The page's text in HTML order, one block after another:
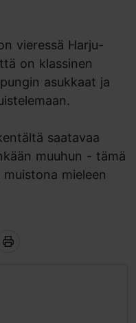
vieressä Harju-
on klassinen
asukkaat ja
saatavaa
muuhun - tämä
mieleen